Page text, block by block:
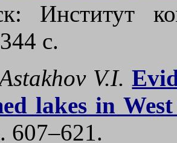
: Институт
с.
V.I.
lakes in
607–621.